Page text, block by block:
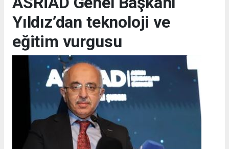
Yıldız’dan teknoloji ve
eğitim vurgusu